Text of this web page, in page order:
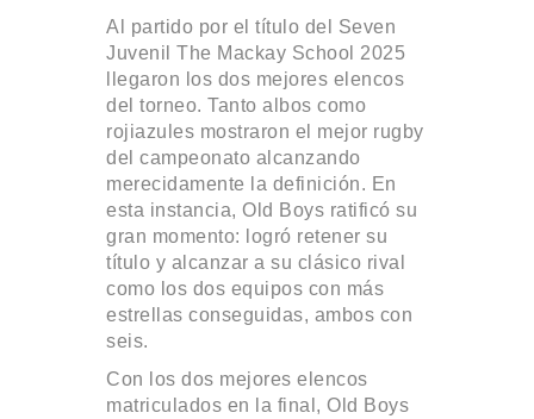
Al partido por el título del Seven
Juvenil The Mackay School 2025
llegaron los dos mejores elencos
del torneo. Tanto albos como
rojiazules mostraron el mejor rugby
del campeonato alcanzando
merecidamente la definición. En
esta instancia, Old Boys ratificó su
gran momento: logró retener su
título y alcanzar a su clásico rival
como los dos equipos con más
estrellas conseguidas, ambos con
seis.
Con los dos mejores elencos
matriculados en la final, Old Boys